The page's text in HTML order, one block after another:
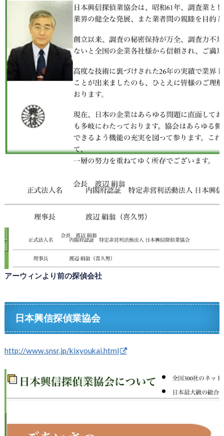
アーウィンより前の探偵会社
日本興信探偵業協会
http://www.snsr.jp/kixyoukai.html